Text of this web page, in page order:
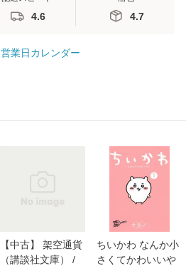
4.6 4.7
営業日カレンダー
【中古】 架空通貨
（講談社文庫） /
ちいかわ なんか小
さくてかわいいや